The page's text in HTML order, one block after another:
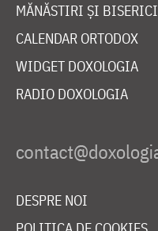
MĂNĂSTIRI ȘI BISERICI
CALENDAR ORTODOX
WIDGET DOXOLOGIA
RADIO DOXOLOGIA
DESPRE NOI